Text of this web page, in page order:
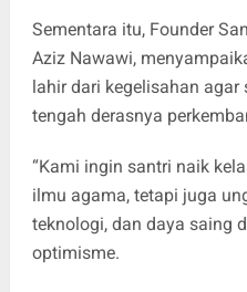
Sementara itu, Founder
Aziz Nawawi,
lahir dari kegelisahan
tengah derasnya
“Kami ingin santri naik
ilmu agama, tetapi juga
teknologi, dan daya saing
optimisme.